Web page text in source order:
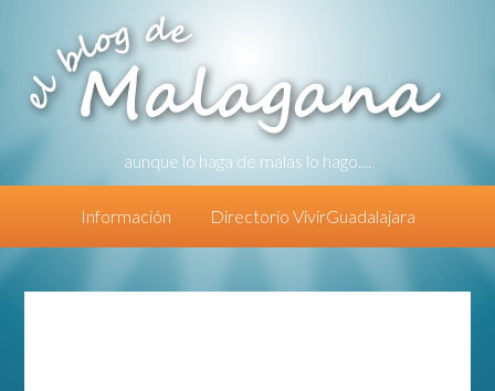
aunque lo haga de malas lo hago....
Información Directorio VivirGuadalajara